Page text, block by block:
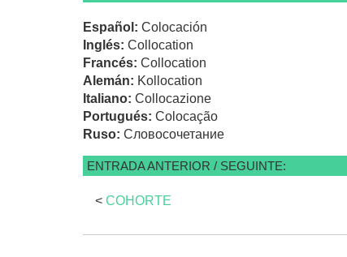
Español: Colocación
Inglés: Collocation
Francés: Collocation
Alemán: Kollocation
Italiano: Collocazione
Portugués: Colocação
Ruso: Словосочетание
ENTRADA ANTERIOR / SEGUINTE:
< COHORTE